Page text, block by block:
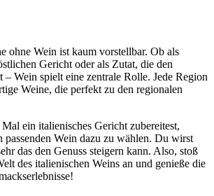
ohne Wein ist kaum vorstellbar. Ob als
Gericht oder als Zutat, die den
– Wein spielt eine zentrale Rolle. Jede Region
Weine, die perfekt zu den regionalen
ein italienisches Gericht zubereitest,
passenden Wein dazu zu wählen. Du wirst
das den Genuss steigern kann. Also, stoß
des italienischen Weins an und genieße die